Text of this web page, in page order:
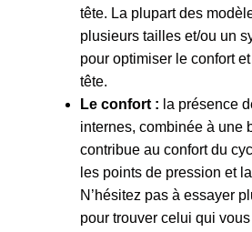
tête. La plupart des
plusieurs tailles et/ou un
pour optimiser le confort
tête.
Le confort : la présence
internes, combinée à une
contribue au confort du
les points de pression et
N’hésitez pas à essayer
pour trouver celui qui